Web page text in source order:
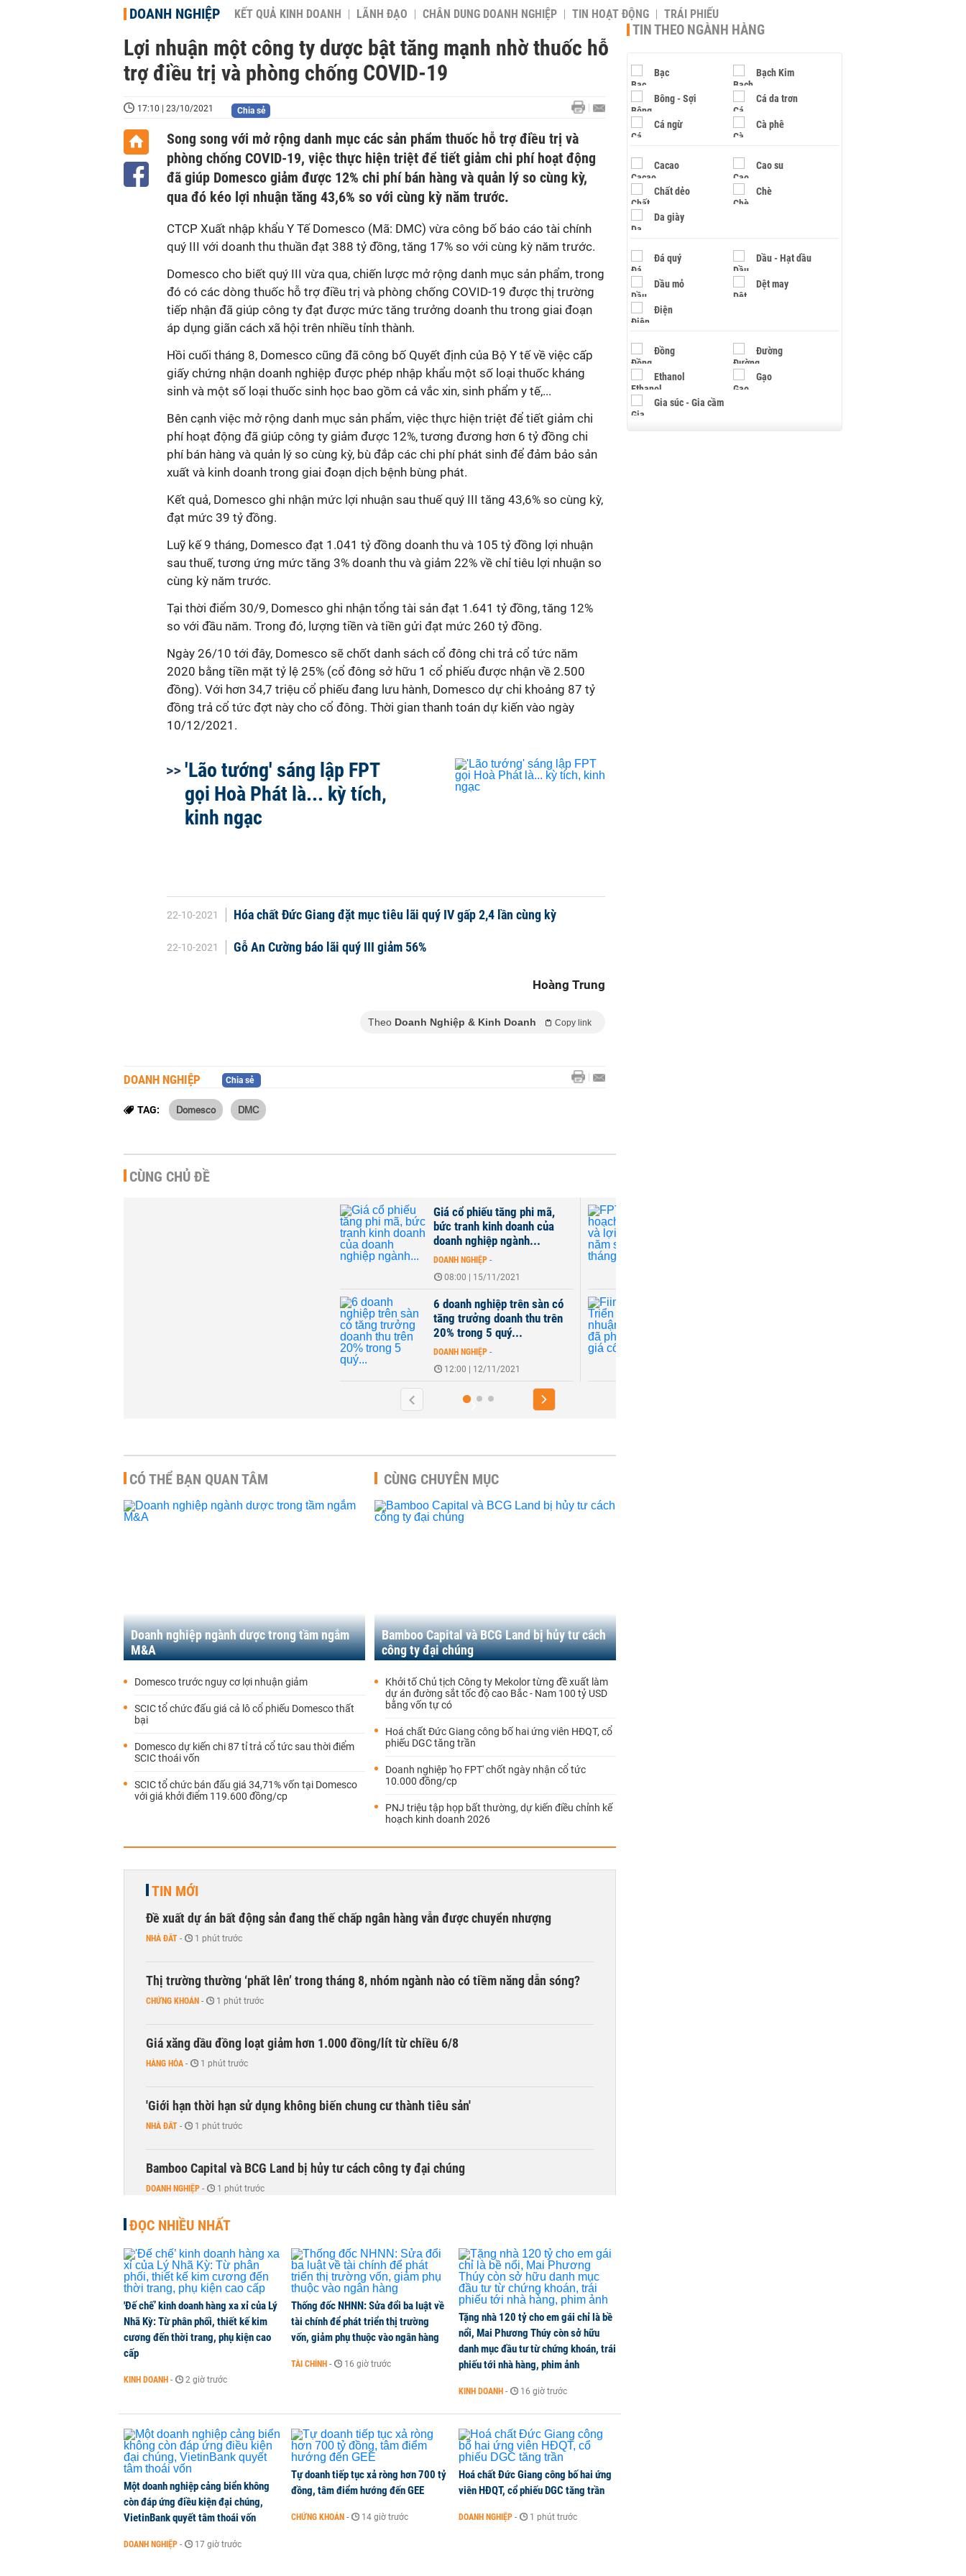
DOANH NGHIỆP KẾT QUẢ KINH DOANH LÃNH ĐẠO CHÂN DUNG DOANH NGHIỆP TIN HOẠT ĐỘNG TRÁI PHIẾU
Lợi nhuận một công ty dược bật tăng mạnh nhờ thuốc hỗ
trợ điều trị và phòng chống COVID-19
17:10 | 23/10/2021 Chia sẻ
Song song với mở rộng danh mục các sản phẩm thuốc hỗ trợ điều trị và
phòng chống COVID-19, việc thực hiện triệt để tiết giảm chi phí hoạt động
đã giúp Domesco giảm được 12% chi phí bán hàng và quản lý so cùng kỳ,
qua đó kéo lợi nhuận tăng 43,6% so với cùng kỳ năm trước.
CTCP Xuất nhập khẩu Y Tế Domesco (Mã: DMC) vừa công bố báo cáo tài chính
quý III với doanh thu thuần đạt 388 tỷ đồng, tăng 17% so với cùng kỳ năm trước.
Domesco cho biết quý III vừa qua, chiến lược mở rộng danh mục sản phẩm, trong
đó có các dòng thuốc hỗ trợ điều trị và phòng chống COVID-19 được thị trường
tiếp nhận đã giúp công ty đạt được mức tăng trưởng doanh thu trong giai đoạn
áp dụng giãn cách xã hội trên nhiều tỉnh thành.
Hồi cuối tháng 8, Domesco cũng đã công bố Quyết định của Bộ Y tế về việc cấp
giấy chứng nhận doanh nghiệp được phép nhập khẩu một số loại thuốc kháng
sinh và một số loại thuốc sinh học bao gồm cả vắc xin, sinh phẩm y tế,...
Bên cạnh việc mở rộng danh mục sản phẩm, việc thực hiện triệt để tiết giảm chi
phí hoạt động đã giúp công ty giảm được 12%, tương đương hơn 6 tỷ đồng chi
phí bán hàng và quản lý so cùng kỳ, bù đắp các chi phí phát sinh để đảm bảo sản
xuất và kinh doanh trong giai đoạn dịch bệnh bùng phát.
Kết quả, Domesco ghi nhận mức lợi nhuận sau thuế quý III tăng 43,6% so cùng kỳ,
đạt mức 39 tỷ đồng.
Luỹ kế 9 tháng, Domesco đạt 1.041 tỷ đồng doanh thu và 105 tỷ đồng lợi nhuận
sau thuế, tương ứng mức tăng 3% doanh thu và giảm 22% về chỉ tiêu lợi nhuận so
cùng kỳ năm trước.
Tại thời điểm 30/9, Domesco ghi nhận tổng tài sản đạt 1.641 tỷ đồng, tăng 12%
so với đầu năm. Trong đó, lượng tiền và tiền gửi đạt mức 260 tỷ đồng.
Ngày 26/10 tới đây, Domesco sẽ chốt danh sách cổ đông chi trả cổ tức năm
2020 bằng tiền mặt tỷ lệ 25% (cổ đông sở hữu 1 cổ phiếu được nhận về 2.500
đồng). Với hơn 34,7 triệu cổ phiếu đang lưu hành, Domesco dự chi khoảng 87 tỷ
đồng trả cổ tức đợt này cho cổ đông. Thời gian thanh toán dự kiến vào ngày
10/12/2021.
'Lão tướng' sáng lập FPT
gọi Hoà Phát là... kỳ tích,
kinh ngạc
22-10-2021 Hóa chất Đức Giang đặt mục tiêu lãi quý IV gấp 2,4 lần cùng kỳ
22-10-2021 Gỗ An Cường báo lãi quý III giảm 56%
Hoàng Trung
Theo Doanh Nghiệp & Kinh Doanh Copy link
DOANH NGHIỆP Chia sẻ
TAG: Domesco DMC
CÙNG CHỦ ĐỀ
Giá cổ phiếu tăng phi mã,
bức tranh kinh doanh của
doanh nghiệp ngành...
DOANH NGHIỆP -
08:00 | 15/11/2021
6 doanh nghiệp trên sàn có
tăng trưởng doanh thu trên
20% trong 5 quý...
DOANH NGHIỆP -
12:00 | 12/11/2021
CÓ THỂ BẠN QUAN TÂM
Doanh nghiệp ngành dược trong tầm ngắm
M&A
Domesco trước nguy cơ lợi nhuận giảm
SCIC tổ chức đấu giá cả lô cổ phiếu Domesco thất
bại
Domesco dự kiến chi 87 tỉ trả cổ tức sau thời điểm
SCIC thoái vốn
SCIC tổ chức bán đấu giá 34,71% vốn tại Domesco
với giá khởi điểm 119.600 đồng/cp
CÙNG CHUYÊN MỤC
Bamboo Capital và BCG Land bị hủy tư cách
công ty đại chúng
Khởi tố Chủ tịch Công ty Mekolor từng đề xuất làm
dự án đường sắt tốc độ cao Bắc - Nam 100 tỷ USD
bằng vốn tự có
Hoá chất Đức Giang công bố hai ứng viên HĐQT, cổ
phiếu DGC tăng trần
Doanh nghiệp 'họ FPT' chốt ngày nhận cổ tức
10.000 đồng/cp
PNJ triệu tập họp bất thường, dự kiến điều chỉnh kế
hoạch kinh doanh 2026
TIN MỚI
Đề xuất dự án bất động sản đang thế chấp ngân hàng vẫn được chuyển nhượng
NHÀ ĐẤT - 1 phút trước
Thị trường thường ‘phất lên’ trong tháng 8, nhóm ngành nào có tiềm năng dẫn sóng?
CHỨNG KHOÁN - 1 phút trước
Giá xăng dầu đồng loạt giảm hơn 1.000 đồng/lít từ chiều 6/8
HÀNG HÓA - 1 phút trước
'Giới hạn thời hạn sử dụng không biến chung cư thành tiêu sản'
NHÀ ĐẤT - 1 phút trước
Bamboo Capital và BCG Land bị hủy tư cách công ty đại chúng
DOANH NGHIỆP - 1 phút trước
ĐỌC NHIỀU NHẤT
'Đế chế’ kinh doanh hàng xa xỉ của Lý
Nhã Kỳ: Từ phân phối, thiết kế kim
cương đến thời trang, phụ kiện cao
cấp
KINH DOANH - 2 giờ trước
Thống đốc NHNN: Sửa đổi ba luật về
tài chính để phát triển thị trường
vốn, giảm phụ thuộc vào ngân hàng
TÀI CHÍNH - 16 giờ trước
Tặng nhà 120 tỷ cho em gái chỉ là bề
nổi, Mai Phương Thúy còn sở hữu
danh mục đầu tư từ chứng khoán, trái
phiếu tới nhà hàng, phim ảnh
KINH DOANH - 16 giờ trước
Một doanh nghiệp cảng biển không
còn đáp ứng điều kiện đại chúng,
VietinBank quyết tâm thoái vốn
DOANH NGHIỆP - 17 giờ trước
Tự doanh tiếp tục xả ròng hơn 700 tỷ
đồng, tâm điểm hướng đến GEE
CHỨNG KHOÁN - 14 giờ trước
Hoá chất Đức Giang công bố hai ứng
viên HĐQT, cổ phiếu DGC tăng trần
DOANH NGHIỆP - 1 phút trước
TIN THEO NGÀNH HÀNG
Bạc Bạch Kim
Bông - Sợi Cá da trơn
Cá ngừ Cà phê
Cacao Cao su
Chất dẻo Chè
Da giày
Đá quý Dầu - Hạt dầu
Dầu mỏ Dệt may
Điện
Đồng Đường
Ethanol Gạo
Gia súc - Gia cầm